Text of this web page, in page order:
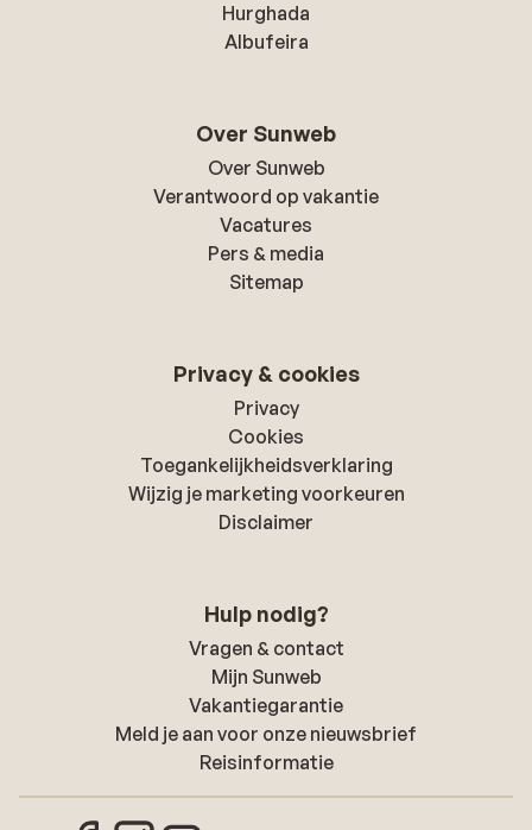
Hurghada
Albufeira
Over Sunweb
Over Sunweb
Verantwoord op vakantie
Vacatures
Pers & media
Sitemap
Privacy & cookies
Privacy
Cookies
Toegankelijkheidsverklaring
Wijzig je marketing voorkeuren
Disclaimer
Hulp nodig?
Vragen & contact
Mijn Sunweb
Vakantiegarantie
Meld je aan voor onze nieuwsbrief
Reisinformatie